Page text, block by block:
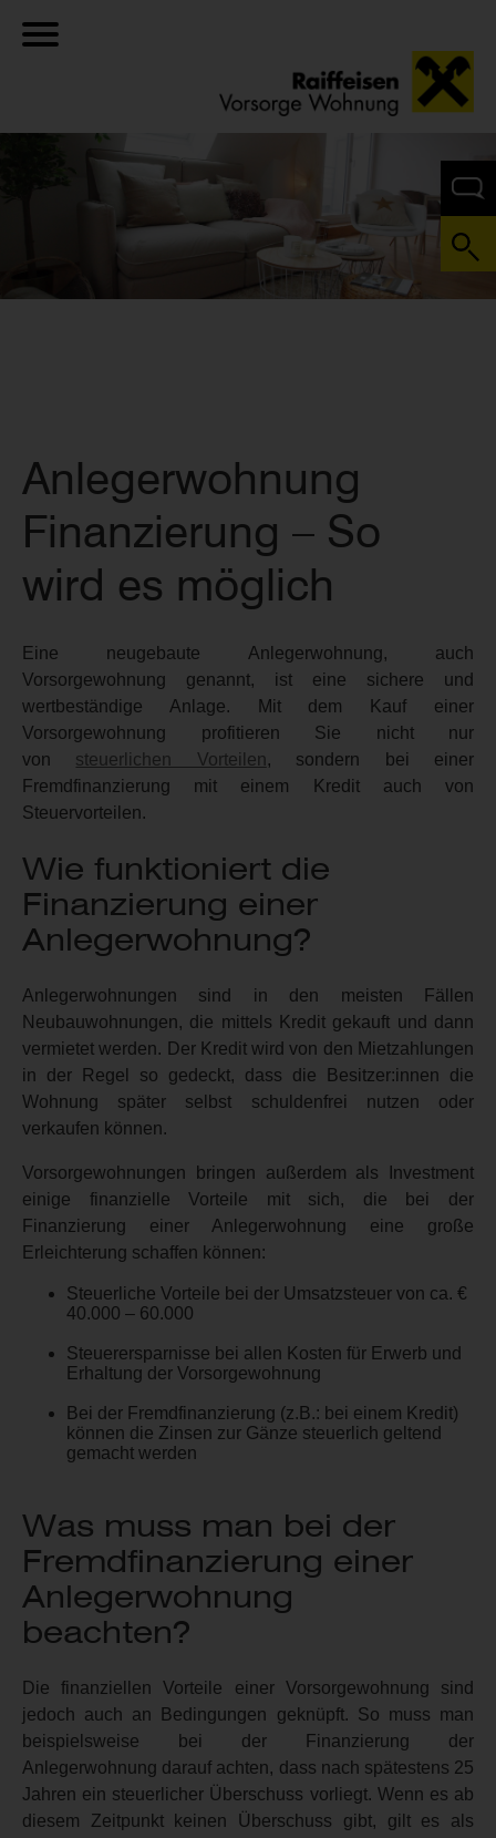
Anlegerwohnung
Finanzierung – So
wird es möglich
Eine neugebaute Anlegerwohnung, auch
Vorsorgewohnung genannt, ist eine sichere und
wertbeständige Anlage. Mit dem Kauf einer
Vorsorgewohnung profitieren Sie nicht nur
von steuerlichen Vorteilen, sondern bei einer
Fremdfinanzierung mit einem Kredit auch von
Steuervorteilen.
Wie funktioniert die
Finanzierung einer
Anlegerwohnung?
Anlegerwohnungen sind in den meisten Fällen
Neubauwohnungen, die mittels Kredit gekauft und dann
vermietet werden. Der Kredit wird von den Mietzahlungen
in der Regel so gedeckt, dass die Besitzer:innen die
Wohnung später selbst schuldenfrei nutzen oder
verkaufen können.
Vorsorgewohnungen bringen außerdem als Investment
einige finanzielle Vorteile mit sich, die bei der
Finanzierung einer Anlegerwohnung eine große
Erleichterung schaffen können:
Steuerliche Vorteile bei der Umsatzsteuer von ca. €
40.000 – 60.000
Steuerersparnisse bei allen Kosten für Erwerb und
Erhaltung der Vorsorgewohnung
Bei der Fremdfinanzierung (z.B.: bei einem Kredit)
können die Zinsen zur Gänze steuerlich geltend
gemacht werden
Was muss man bei der
Fremdfinanzierung einer
Anlegerwohnung
beachten?
Die finanziellen Vorteile einer Vorsorgewohnung sind
jedoch auch an Bedingungen geknüpft. So muss man
beispielsweise bei der Finanzierung der
Anlegerwohnung darauf achten, dass nach spätestens 25
Jahren ein steuerlicher Überschuss vorliegt. Wenn es ab
diesem Zeitpunkt keinen Überschuss gibt, gilt es als